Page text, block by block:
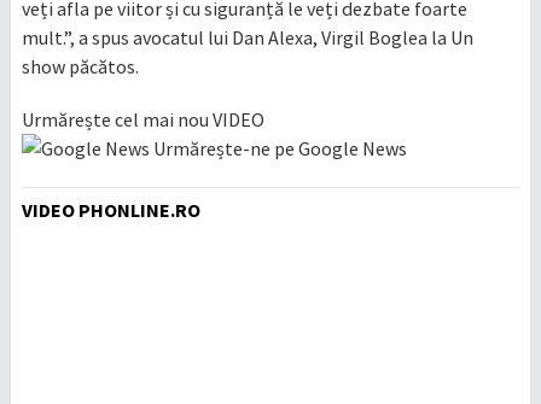
veți afla pe viitor și cu siguranță le veți dezbate foarte
mult.”, a spus avocatul lui Dan Alexa, Virgil Boglea la Un
show păcătos.
Urmărește cel mai nou VIDEO
Urmărește-ne pe Google News
VIDEO PHONLINE.RO